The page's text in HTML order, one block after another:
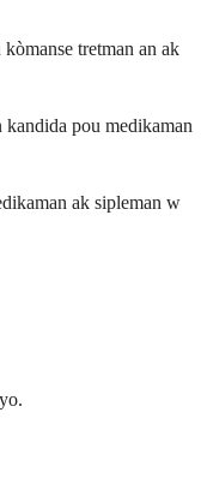
tretman an ak
pou medikaman
ak sipleman w